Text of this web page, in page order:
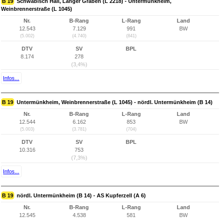
Weinbrennerstraße (L 1045)
Nr.
12.543
(5.002)
B-Rang
7.129
(4.740)
L-Rang
991
(841)
Land
BW
DTV
8.174
SV
278
(3,4%)
BPL
Infos...
B 19 Untermünkheim, Weinbrennerstraße (L 1045) - nördl. Untermünkheim (B 14)
Nr.
12.544
(5.003)
B-Rang
6.162
(3.781)
L-Rang
853
(704)
Land
BW
DTV
10.316
SV
753
(7,3%)
BPL
Infos...
B 19 nördl. Untermünkheim (B 14) - AS Kupferzell (A 6)
Nr.
12.545
B-Rang
4.538
L-Rang
581
Land
BW